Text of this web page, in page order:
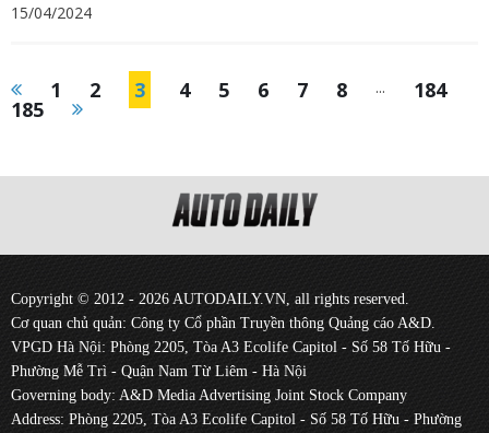
15/04/2024
1 2 3 4 5 6 7 8 ... 184
185
Copyright © 2012 - 2026 AUTODAILY.VN, all rights reserved.
Cơ quan chủ quản: Công ty Cổ phần Truyền thông Quảng cáo A&D.
VPGD Hà Nội: Phòng 2205, Tòa A3 Ecolife Capitol - Số 58 Tố Hữu -
Phường Mễ Trì - Quận Nam Từ Liêm - Hà Nội
Governing body: A&D Media Advertising Joint Stock Company
Address: Phòng 2205, Tòa A3 Ecolife Capitol - Số 58 Tố Hữu - Phường